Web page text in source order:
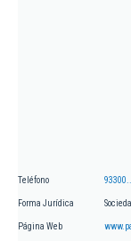
Teléfono
Forma Jurídica
Página Web